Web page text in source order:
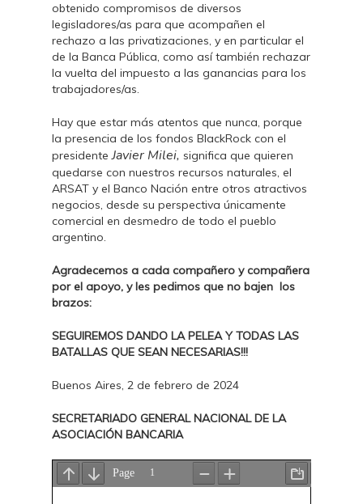
obtenido compromisos de diversos
legisladores/as para que acompañen el
rechazo a las privatizaciones, y en particular el
de la Banca Pública, como así también rechazar
la vuelta del impuesto a las ganancias para los
trabajadores/as.
Hay que estar más atentos que nunca, porque
la presencia de los fondos BlackRock con el
presidenteJavier Milei, significa que quieren
quedarse con nuestros recursos naturales, el
ARSAT y el Banco Nación entre otros atractivos
negocios, desde su perspectiva únicamente
comercial en desmedro de todo el pueblo
argentino.
Agradecemos a cada compañero y compañera
por el apoyo, y les pedimos que no bajen los
brazos:
SEGUIREMOS DANDO LA PELEA Y TODAS LAS
BATALLAS QUE SEAN NECESARIAS!!!
Buenos Aires, 2 de febrero de 2024
SECRETARIADO GENERAL NACIONAL DE LA
ASOCIACIÓN BANCARIA